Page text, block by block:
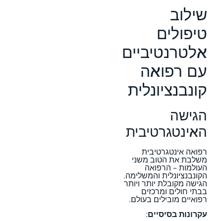
שילוב
טיפולים
אלטרנטיביים
עם רפואה
קונבנציונלית
הגישה
האינטגרטיבית
רפואה אינטגרטיבית
משלבת את הטוב משני
העולמות – הרפואה
הקונבנציונלית והמשלימה.
הגישה מקובלת יותר ויותר
בבתי חולים ומרכזים
רפואיים מובילים בעולם.
עקרונות בסיסיים: